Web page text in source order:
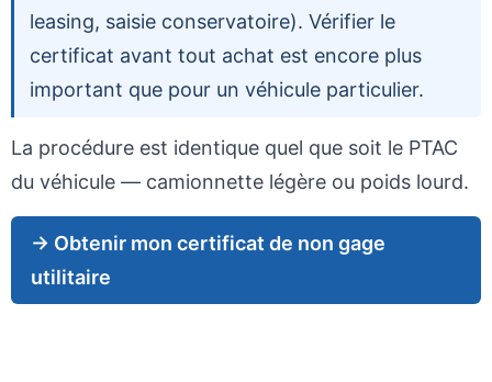
leasing, saisie conservatoire). Vérifier le
certificat avant tout achat est encore plus
important que pour un véhicule particulier.
La procédure est identique quel que soit le PTAC
du véhicule — camionnette légère ou poids lourd.
→ Obtenir mon certificat de non gage
utilitaire